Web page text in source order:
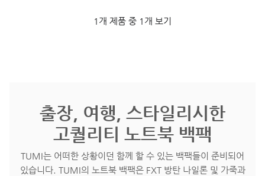
1개 제품 중 1개 보기
출장, 여행, 스타일리시한
고퀄리티 노트북 백팩
TUMI는 어떠한 상황이던 함께 할 수 있는 백팩들이 준비되어
있습니다. TUMI의 노트북 백팩은 FXT 방탄 나일론 및 가죽과